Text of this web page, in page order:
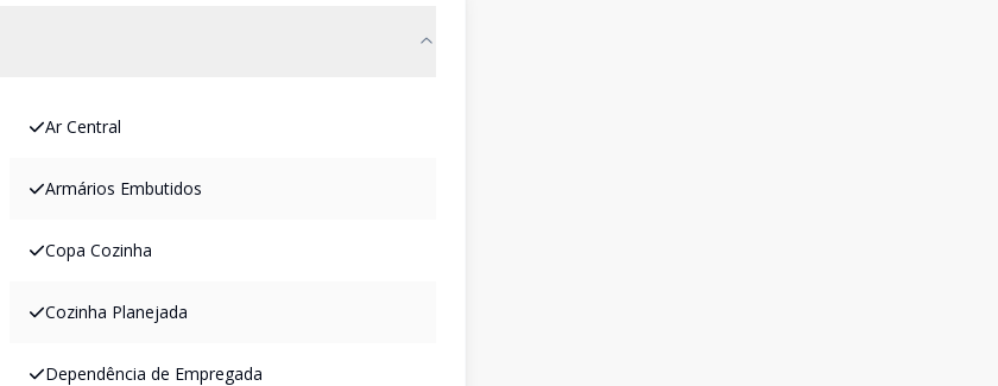
Ar Central
Armários Embutidos
Copa Cozinha
Cozinha Planejada
Dependência de Empregada